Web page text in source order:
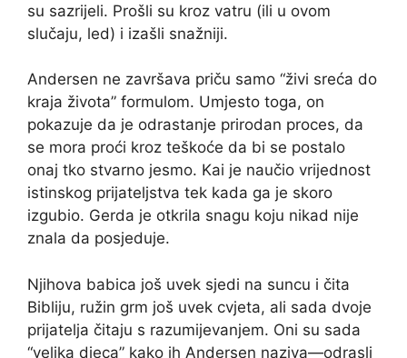
su sazrijeli. Prošli su kroz vatru (ili u ovom
slučaju, led) i izašli snažniji.
Andersen ne završava priču samo “živi sreća do
kraja života” formulom. Umjesto toga, on
pokazuje da je odrastanje prirodan proces, da
se mora proći kroz teškoće da bi se postalo
onaj tko stvarno jesmo. Kai je naučio vrijednost
istinskog prijateljstva tek kada ga je skoro
izgubio. Gerda je otkrila snagu koju nikad nije
znala da posjeduje.
Njihova babica još uvek sjedi na suncu i čita
Bibliju, ružin grm još uvek cvjeta, ali sada dvoje
prijatelja čitaju s razumijevanjem. Oni su sada
“velika djeca” kako ih Andersen naziva—odrasli